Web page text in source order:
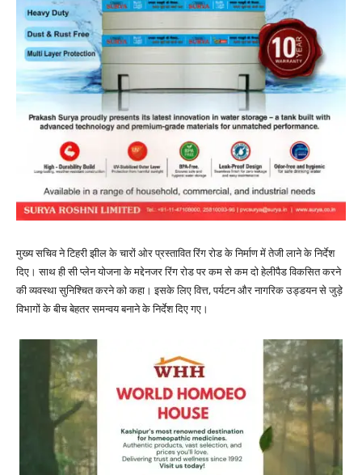
मुख्य सचिव ने टिहरी झील के चारों ओर प्रस्तावित रिंग रोड के निर्माण में तेजी लाने के निर्देश
दिए। साथ ही सी प्लेन योजना के मद्देनजर रिंग रोड पर कम से कम दो हेलीपैड विकसित करने
की व्यवस्था सुनिश्चित करने को कहा। इसके लिए वित्त, पर्यटन और नागरिक उड्डयन से जुड़े
विभागों के बीच बेहतर समन्वय बनाने के निर्देश दिए गए।